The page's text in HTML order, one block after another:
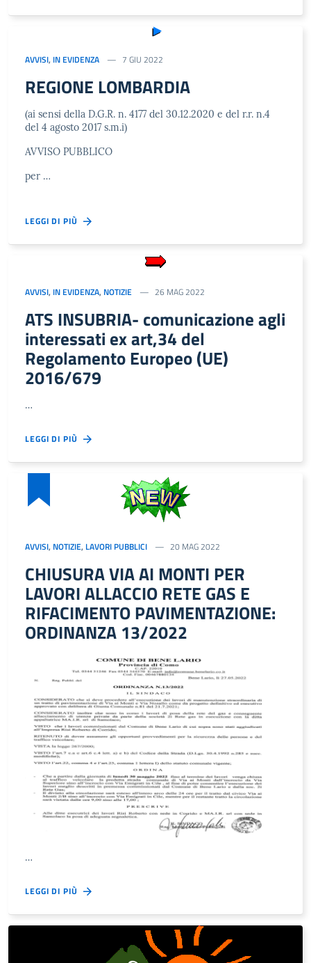
AVVISI, IN EVIDENZA 7 GIU 2022
REGIONE LOMBARDIA
(ai sensi della D.G.R. n. 4177 del 30.12.2020 e del r.r. n.4
del 4 agosto 2017 s.m.i)
AVVISO PUBBLICO
per …
LEGGI DI PIÙ
AVVISI, IN EVIDENZA, NOTIZIE 26 MAG 2022
ATS INSUBRIA- comunicazione agli
interessati ex art,34 del
Regolamento Europeo (UE)
2016/679
…
LEGGI DI PIÙ
AVVISI, NOTIZIE, LAVORI PUBBLICI 20 MAG 2022
CHIUSURA VIA AI MONTI PER
LAVORI ALLACCIO RETE GAS E
RIFACIMENTO PAVIMENTAZIONE:
ORDINANZA 13/2022
…
LEGGI DI PIÙ